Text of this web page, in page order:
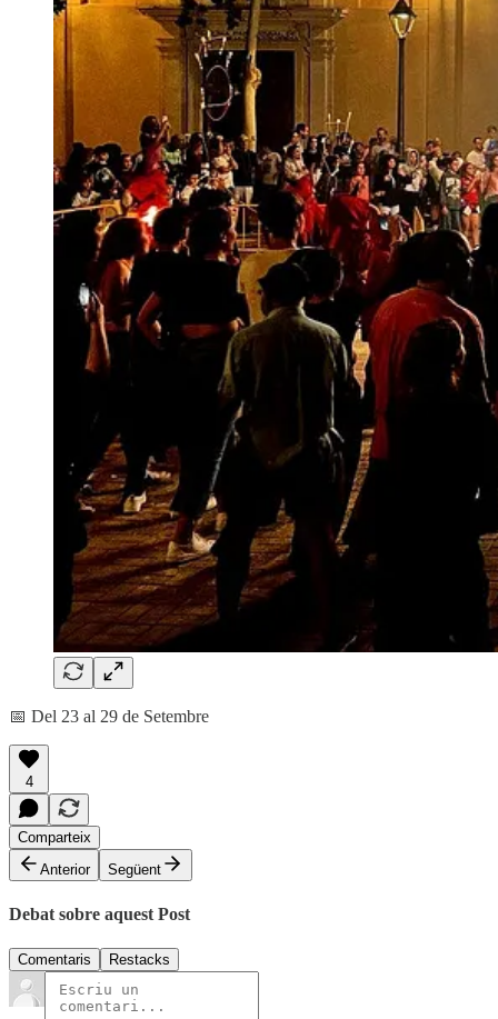
📅 Del 23 al 29 de Setembre
4
Comparteix
Anterior
Següent
Debat sobre aquest Post
Comentaris Restacks